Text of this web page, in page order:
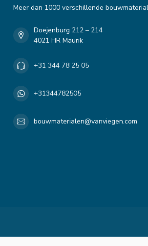
Meer dan 1000 verschillende
Doejenburg 212 – 214
4021 HR Maurik
+31 344 78 25 05
+31344782505
bouwmaterialen@vanviegen.com